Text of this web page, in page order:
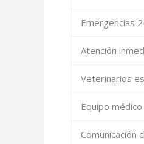
Emergencias
Atención
Veterinarios
Equipo
Comunicación